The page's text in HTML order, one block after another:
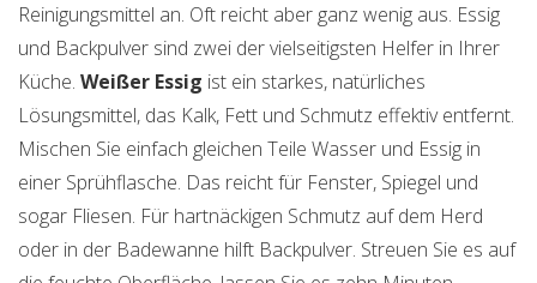
Reinigungsmittel an. Oft reicht aber ganz wenig aus. Essig
und Backpulver sind zwei der vielseitigsten Helfer in Ihrer
Küche. Weißer Essig ist ein starkes, natürliches
Lösungsmittel, das Kalk, Fett und Schmutz effektiv entfernt.
Mischen Sie einfach gleichen Teile Wasser und Essig in
einer Sprühflasche. Das reicht für Fenster, Spiegel und
sogar Fliesen. Für hartnäckigen Schmutz auf dem Herd
oder in der Badewanne hilft Backpulver. Streuen Sie es auf